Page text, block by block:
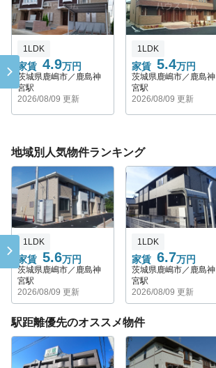
家賃 4.9万円
1LDK
茨城県鹿嶋市／鹿島神
宮駅
2026/08/09 更新
家賃 5.4万円
1LDK
茨城県鹿嶋市／鹿島神
宮駅
2026/08/09 更新
地域別人気物件ランキング
家賃 5.6万円
1LDK
茨城県鹿嶋市／鹿島神
宮駅
2026/08/09 更新
家賃 6.7万円
1LDK
茨城県鹿嶋市／鹿島神
宮駅
2026/08/09 更新
駅距離優先のオススメ物件